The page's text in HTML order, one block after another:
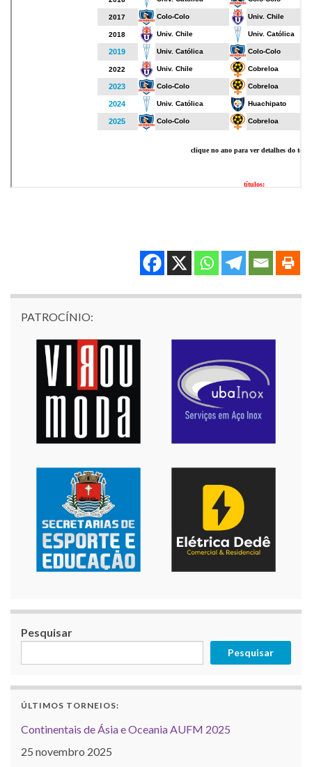
PATROCÍNIO:
Pesquisar
Pesquisar
ÚLTIMOS TORNEIOS:
Continentais de Ásia e Oceania AUFM 2025
25 novembro 2025